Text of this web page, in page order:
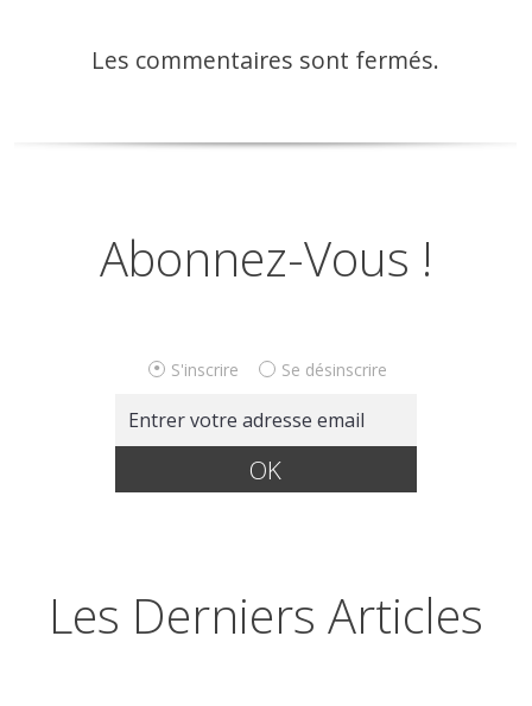
Les commentaires sont fermés.
Abonnez-Vous !
S'inscrire Se désinscrire
Les Derniers Articles